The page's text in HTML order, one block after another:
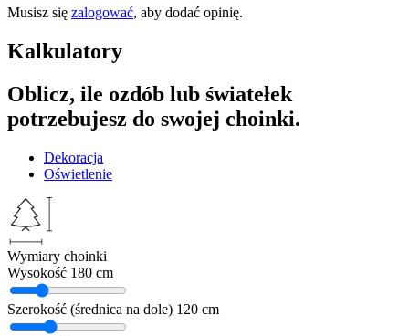
Musisz się zalogować, aby dodać opinię.
Kalkulatory
Oblicz, ile ozdób lub światełek
potrzebujesz do swojej choinki.
Dekoracja
Oświetlenie
Wymiary choinki
Wysokość 180 cm
Szerokość (średnica na dole) 120 cm